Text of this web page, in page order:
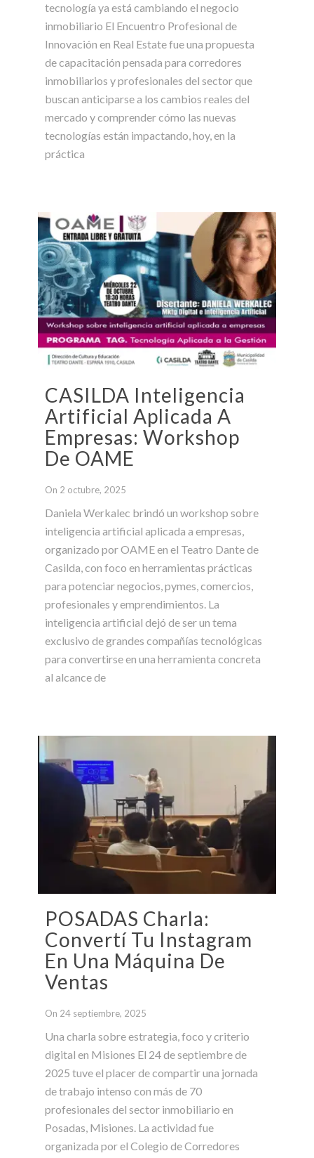
tecnología ya está cambiando el negocio
inmobiliario El Encuentro Profesional de
Innovación en Real Estate fue una propuesta
de capacitación pensada para corredores
inmobiliarios y profesionales del sector que
buscan anticiparse a los cambios reales del
mercado y comprender cómo las nuevas
tecnologías están impactando, hoy, en la
práctica
CASILDA Inteligencia
Artificial Aplicada A
Empresas: Workshop
De OAME
On 2 octubre, 2025
Daniela Werkalec brindó un workshop sobre
inteligencia artificial aplicada a empresas,
organizado por OAME en el Teatro Dante de
Casilda, con foco en herramientas prácticas
para potenciar negocios, pymes, comercios,
profesionales y emprendimientos. La
inteligencia artificial dejó de ser un tema
exclusivo de grandes compañías tecnológicas
para convertirse en una herramienta concreta
al alcance de
POSADAS Charla:
Convertí Tu Instagram
En Una Máquina De
Ventas
On 24 septiembre, 2025
Una charla sobre estrategia, foco y criterio
digital en Misiones El 24 de septiembre de
2025 tuve el placer de compartir una jornada
de trabajo intenso con más de 70
profesionales del sector inmobiliario en
Posadas, Misiones. La actividad fue
organizada por el Colegio de Corredores